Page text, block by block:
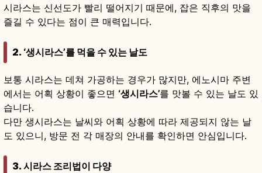
시라스는 신선도가 빨리 떨어지기 때문에, 잡은 직후의 맛을
즐길 수 있다는 점이 큰 매력입니다.
2. ‘생시라스’를 먹을 수 있는 날도
보통 시라스는 데쳐 가공하는 경우가 많지만, 에노시마 주변
에서는 어획 상황이 좋으면 ‘생시라스’를 맛볼 수 있는 날도 있
습니다.
다만 생시라스는 날씨와 어획 상황에 따라 제공되지 않는 날
도 있으니, 방문 전 각 매장의 안내를 확인하면 안심입니다.
3. 시라스 조리법이 다양